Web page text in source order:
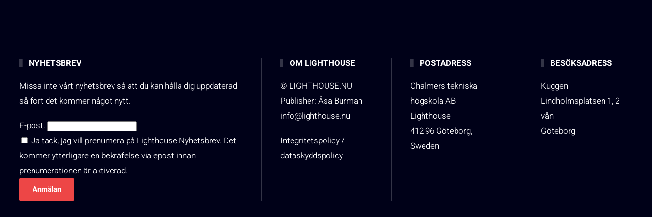
NYHETSBREV
Missa inte vårt nyhetsbrev så att du kan hålla dig uppdaterad
så fort det kommer något nytt.
E-post:
Ja tack, jag vill prenumera på Lighthouse Nyhetsbrev. Det
kommer ytterligare en bekräfelse via epost innan
prenumerationen är aktiverad.
OM LIGHTHOUSE
© LIGHTHOUSE.NU
Publisher: Åsa Burman
info@lighthouse.nu
Integritetspolicy /
dataskyddspolicy
POSTADRESS
Chalmers tekniska
högskola AB
Lighthouse
412 96 Göteborg,
Sweden
BESÖKSADRESS
Kuggen
Lindholmsplatsen 1, 2
vån
Göteborg